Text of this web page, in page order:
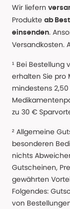
Wir liefern
Produkte ab
einsenden.
Versandkosten.
¹ Bei
erhalten Sie pro
mindestens
zu 30 €
² Allgemeine
besonderen
nichts
Gutscheinen,
gewährten
Folgendes:
von